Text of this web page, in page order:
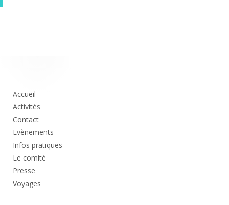
principale
Accueil
Activités
Contact
Evènements
Infos pratiques
Le comité
Presse
Voyages